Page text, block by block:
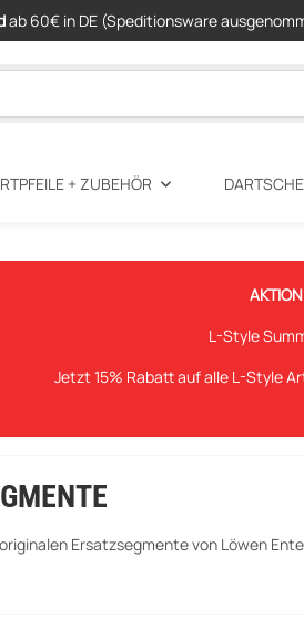
ab 60€ in DE (Speditionsware
+ ZUBEHÖR
L-Style
Jetzt 15% Rabatt auf alle L-Style
Ersatzsegmente von Löwen